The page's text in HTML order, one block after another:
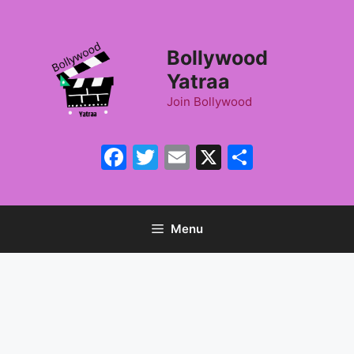
Bollywood
Yatraa
Join Bollywood
Facebook
Twitter
Email
X
Menu